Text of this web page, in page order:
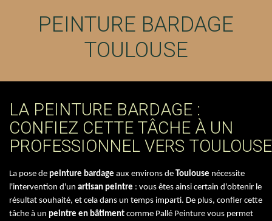
PEINTURE BARDAGE
TOULOUSE
LA PEINTURE BARDAGE :
CONFIEZ CETTE TÂCHE À UN
PROFESSIONNEL VERS TOULOUSE
La pose de peinture bardage aux environs de Toulouse nécessite
l'intervention d'un artisan peintre : vous êtes ainsi certain d'obtenir le
résultat souhaité, et cela dans un temps imparti. De plus, confier cette
tâche à un peintre en bâtiment comme Pallé Peinture vous permet